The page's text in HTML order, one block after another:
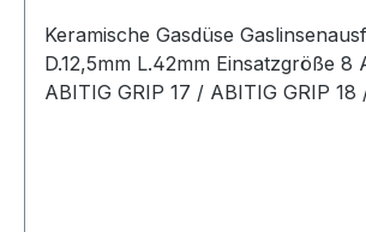
Keramische Gasdüse
D.12,5mm L.42mm Einsatzgröße 8
ABITIG GRIP 17 / ABITIG GRIP 18